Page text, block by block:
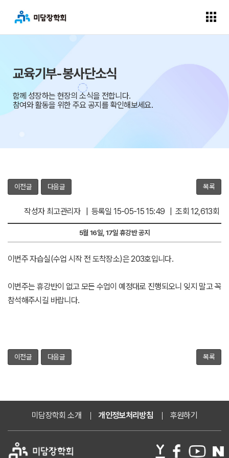
교육기부-봉사단소식
함께 성장하는 현장의 소식을 전합니다.
참여와 활동을 위한 주요 공지를 확인해보세요.
이전글 다음글 목록
작성자 최고관리자 | 등록일 15-05-15 15:49 | 조회 12,613회
5월 16일, 17일 휴강반 공지
이번주 자습실(수업 시작 전 도착장소)은 203호입니다.
이번주는 휴강반이 없고 모든 수업이 예정대로 진행되오니 잊지 말고 꼭
참석해주시길 바랍니다.
이전글 다음글 목록
미담장학회 소개 개인정보처리방침 후원하기